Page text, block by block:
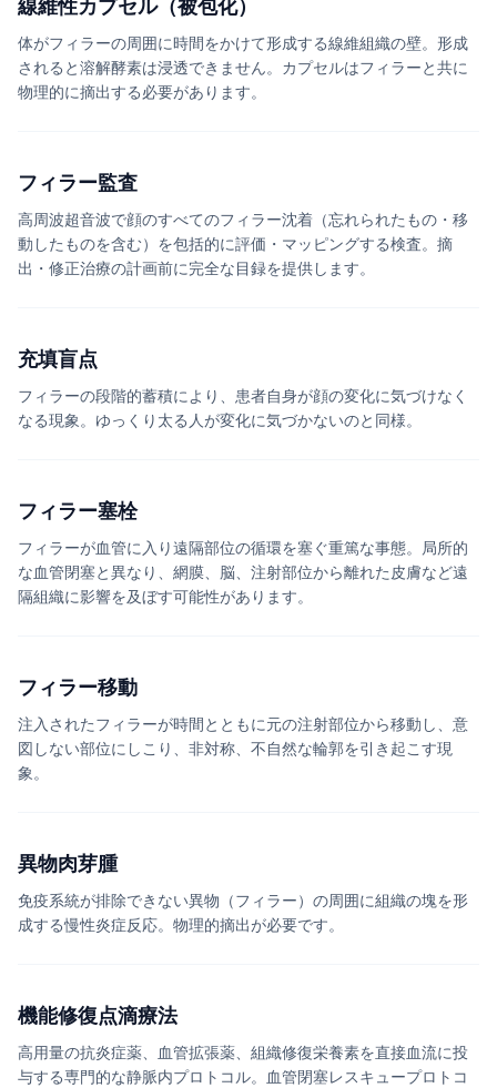
線維性カプセル（被包化）
体がフィラーの周囲に時間をかけて形成する線維組織の壁。形成
されると溶解酵素は浸透できません。カプセルはフィラーと共に
物理的に摘出する必要があります。
フィラー監査
高周波超音波で顔のすべてのフィラー沈着（忘れられたもの・移
動したものを含む）を包括的に評価・マッピングする検査。摘
出・修正治療の計画前に完全な目録を提供します。
充填盲点
フィラーの段階的蓄積により、患者自身が顔の変化に気づけなく
なる現象。ゆっくり太る人が変化に気づかないのと同様。
フィラー塞栓
フィラーが血管に入り遠隔部位の循環を塞ぐ重篤な事態。局所的
な血管閉塞と異なり、網膜、脳、注射部位から離れた皮膚など遠
隔組織に影響を及ぼす可能性があります。
フィラー移動
注入されたフィラーが時間とともに元の注射部位から移動し、意
図しない部位にしこり、非対称、不自然な輪郭を引き起こす現
象。
異物肉芽腫
免疫系統が排除できない異物（フィラー）の周囲に組織の塊を形
成する慢性炎症反応。物理的摘出が必要です。
機能修復点滴療法
高用量の抗炎症薬、血管拡張薬、組織修復栄養素を直接血流に投
与する専門的な静脈内プロトコル。血管閉塞レスキュープロトコ